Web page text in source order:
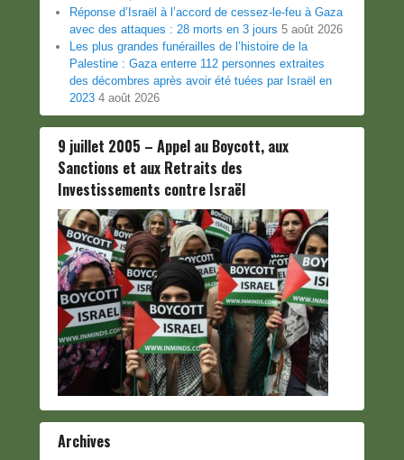
Réponse d’Israël à l’accord de cessez-le-feu à Gaza
avec des attaques : 28 morts en 3 jours 5 août 2026
Les plus grandes funérailles de l’histoire de la
Palestine : Gaza enterre 112 personnes extraites
des décombres après avoir été tuées par Israël en
2023 4 août 2026
9 juillet 2005 – Appel au Boycott, aux
Sanctions et aux Retraits des
Investissements contre Israël
Archives